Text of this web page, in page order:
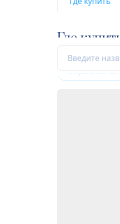
Где купить
Открыта сейчас